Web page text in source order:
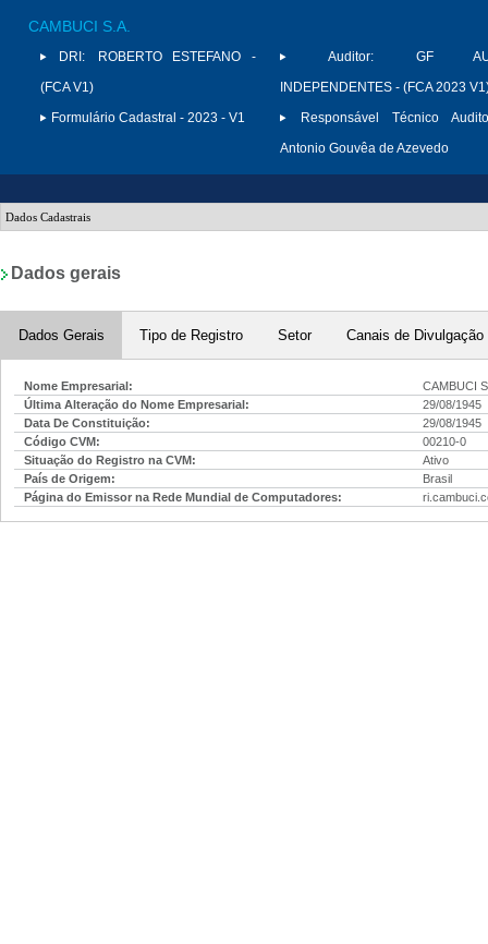
CAMBUCI S.A.
DRI:
ROBERTO ESTEFANO -
(FCA V1)
Formulário Cadastral - 2023 - V1
Auditor:
GF
INDEPENDENTES - (FCA 2023
Responsável Técnico
Antonio Gouvêa de Azevedo